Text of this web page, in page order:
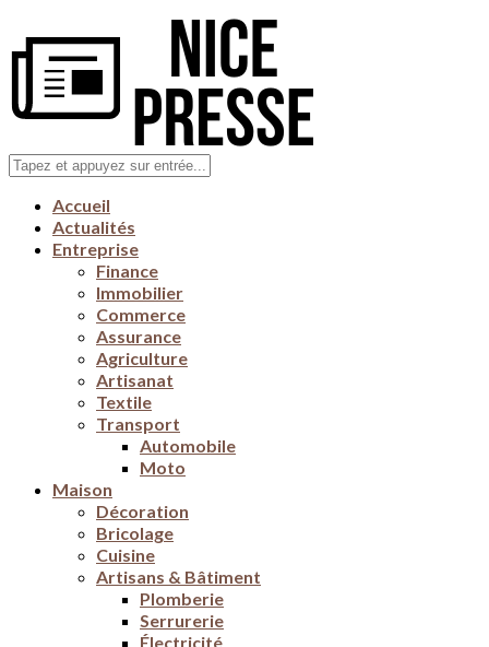
Accueil
Actualités
Entreprise
Finance
Immobilier
Commerce
Assurance
Agriculture
Artisanat
Textile
Transport
Automobile
Moto
Maison
Décoration
Bricolage
Cuisine
Artisans & Bâtiment
Plomberie
Serrurerie
Électricité